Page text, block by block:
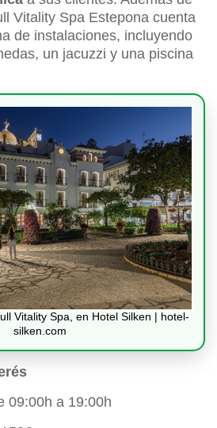
Vitality Spa Estepona cuenta
de instalaciones, incluyendo
un jacuzzi y una piscina
Vitality Spa, en Hotel Silken | hotel-
silken.com
09:00h a 19:00h